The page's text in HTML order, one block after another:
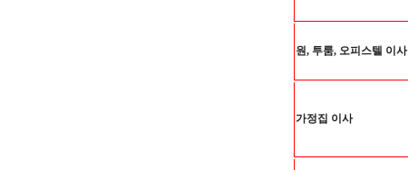
원, 투룸, 오피스텔 이사
가정집 이사